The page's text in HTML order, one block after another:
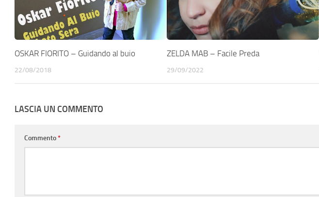
OSKAR FIORITO – Guidando al buio
22/08/2018
ZELDA MAB – Facile Preda
29/09/2022
LASCIA UN COMMENTO
Commento*